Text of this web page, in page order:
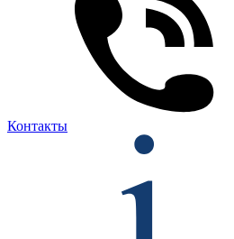
Контакты